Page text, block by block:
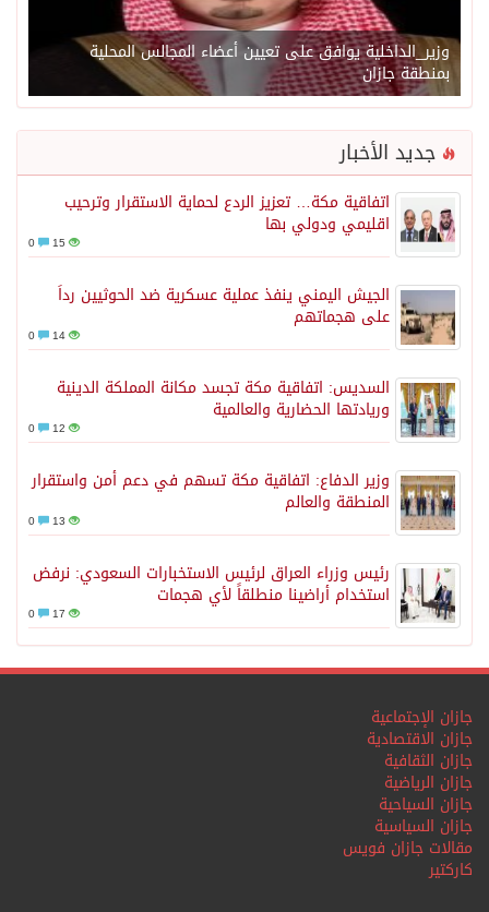
وزير_الداخلية يوافق على تعيين أعضاء المجالس المحلية
بمنطقة جازان
جديد الأخبار
اتفاقية مكة… تعزيز الردع لحماية الاستقرار وترحيب
اقليمي ودولي بها
15
الجيش اليمني ينفذ عملية عسكرية ضد الحوثيين رداً
على هجماتهم
14
السديس: اتفاقية مكة تجسد مكانة المملكة الدينية
وريادتها الحضارية والعالمية
12
وزير الدفاع: اتفاقية مكة تسهم في دعم أمن واستقرار
المنطقة والعالم
13
رئيس وزراء العراق لرئيس الاستخبارات السعودي: نرفض
استخدام أراضينا منطلقاً لأي هجمات
17
جازان الإجتماعية
جازان الاقتصادية
جازان الثقافية
جازان الرياضية
جازان السياحية
جازان السياسية
مقالات جازان فويس
كاركتير